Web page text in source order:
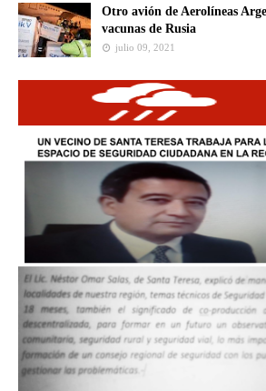
Otro avión de Aerolíneas
vacunas de Rusia
julio 09, 2021